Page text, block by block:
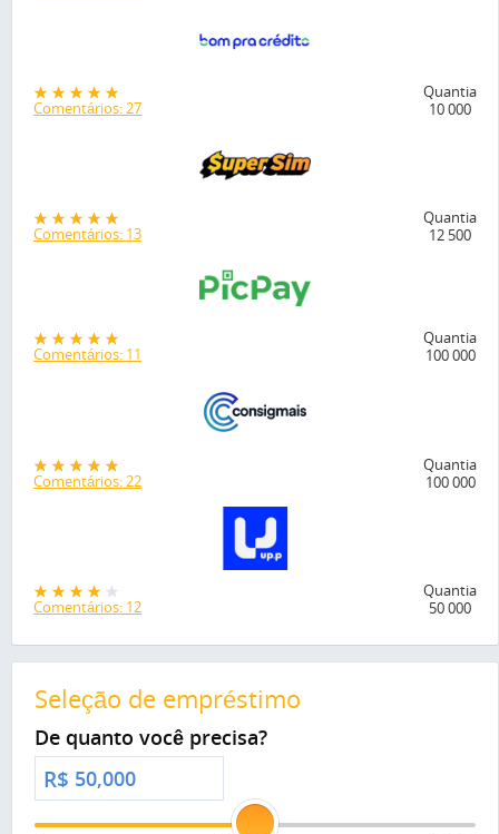
Comentários: 27
Quantia
10 000
Comentários: 13
Quantia
12 500
Comentários: 11
Quantia
100 000
Comentários: 22
Quantia
100 000
Comentários: 12
Quantia
50 000
Seleção de empréstimo
De quanto você precisa?
R$